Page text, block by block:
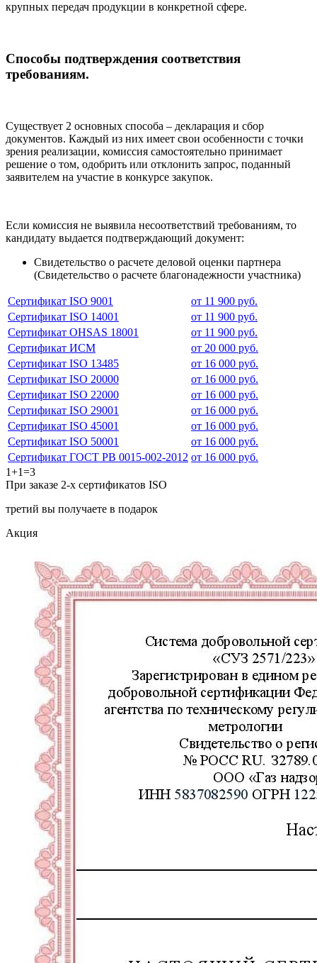
крупных передач продукции в конкретной сфере.
Способы подтверждения соответствия
требованиям.
Существует 2 основных способа – декларация и сбор
документов. Каждый из них имеет свои особенности с точки
зрения реализации, комиссия самостоятельно принимает
решение о том, одобрить или отклонить запрос, поданный
заявителем на участие в конкурсе закупок.
Если комиссия не выявила несоответствий требованиям, то
кандидату выдается подтверждающий документ:
Свидетельство о расчете деловой оценки партнера
(Свидетельство о расчете благонадежности участника)
Сертификат ISO 9001
от 11 900 руб.
Сертификат ISO 14001
от 11 900 руб.
Сертификат OHSAS 18001
от 11 900 руб.
Сертификат ИСМ
от 20 000 руб.
Сертификат ISO 13485
от 16 000 руб.
Сертификат ISO 20000
от 16 000 руб.
Сертификат ISO 22000
от 16 000 руб.
Сертификат ISO 29001
от 16 000 руб.
Сертификат ISO 45001
от 16 000 руб.
Сертификат ISO 50001
от 16 000 руб.
Сертификат ГОСТ РВ 0015-002-2012 от 16 000 руб.
1+1=3
При заказе 2-х сертификатов ISO
третий вы получаете в подарок
Акция